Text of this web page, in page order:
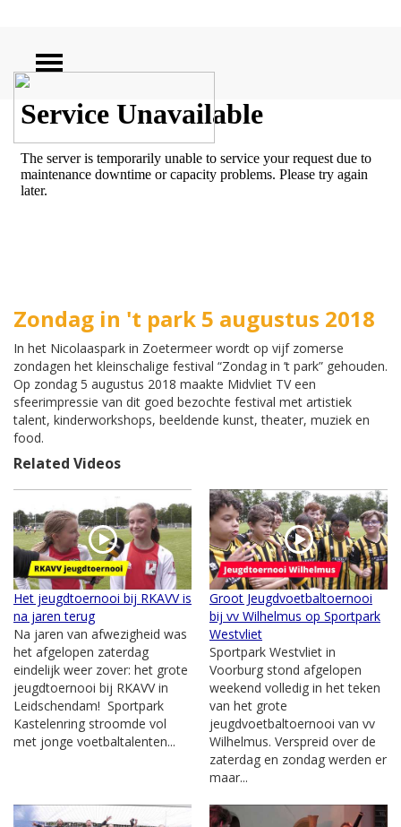
ZOEKEN
Zondag in 't park 5 augustus 2018
In het Nicolaaspark in Zoetermeer wordt op vijf zomerse
zondagen het kleinschalige festival “Zondag in ’t park” gehouden.
Op zondag 5 augustus 2018 maakte Midvliet TV een
sfeerimpressie van dit goed bezochte festival met artistiek
talent, kinderworkshops, beeldende kunst, theater, muziek en
food.
Related Videos
Het jeugdtoernooi bij RKAVV is
na jaren terug
Na jaren van afwezigheid was
het afgelopen zaterdag
eindelijk weer zover: het grote
jeugdtoernooi bij RKAVV in
Leidschendam! Sportpark
Kastelenring stroomde vol
met jonge voetbaltalenten...
Groot Jeugdvoetbaltoernooi
bij vv Wilhelmus op Sportpark
Westvliet
Sportpark Westvliet in
Voorburg stond afgelopen
weekend volledig in het teken
van het grote
jeugdvoetbaltoernooi van vv
Wilhelmus. Verspreid over de
zaterdag en zondag werden er
maar...